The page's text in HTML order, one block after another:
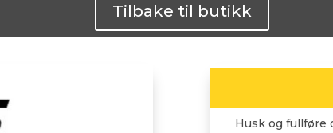
Tilbake til butikk
Husk og fullføre